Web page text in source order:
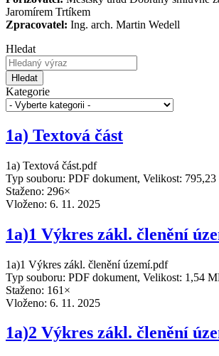
Jaromírem Trtíkem
Zpracovatel: Ing. arch. Martin Wedell
Hledat
Hledat
Kategorie
1a) Textová část
1a) Textová část.pdf
Typ souboru: PDF dokument, Velikost: 795,23
Staženo: 296×
Vloženo: 6. 11. 2025
1a)1 Výkres zákl. členění
1a)1 Výkres zákl. členění území.pdf
Typ souboru: PDF dokument, Velikost: 1,54
Staženo: 161×
Vloženo: 6. 11. 2025
1a)2 Výkres zákl. členění